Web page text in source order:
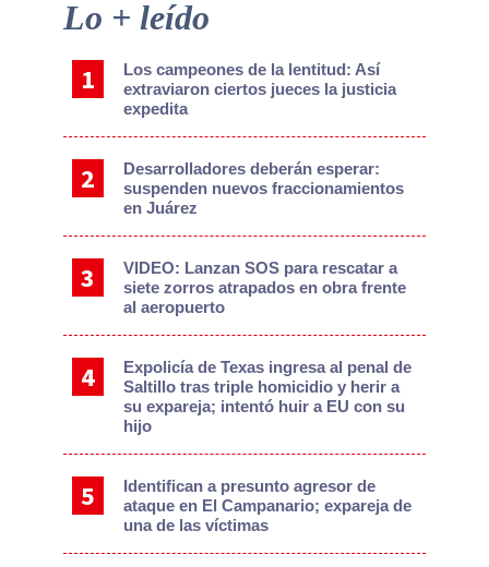
Primary
Sidebar
Lo + leído
Los campeones de la lentitud: Así
extraviaron ciertos jueces la justicia
expedita
Desarrolladores deberán esperar:
suspenden nuevos fraccionamientos
en Juárez
VIDEO: Lanzan SOS para rescatar a
siete zorros atrapados en obra frente
al aeropuerto
Expolicía de Texas ingresa al penal de
Saltillo tras triple homicidio y herir a
su expareja; intentó huir a EU con su
hijo
Identifican a presunto agresor de
ataque en El Campanario; expareja de
una de las víctimas